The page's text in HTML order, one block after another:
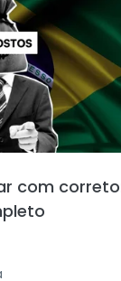
com